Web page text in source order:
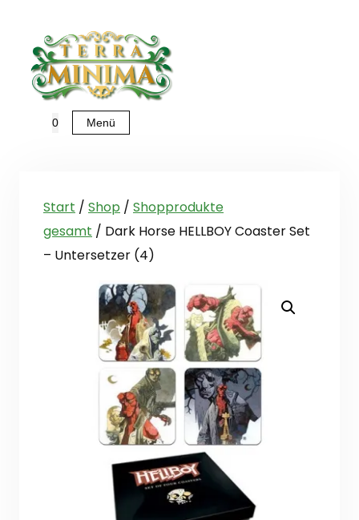
springen
0 Menü
Start / Shop / Shopprodukte
gesamt / Dark Horse HELLBOY Coaster Set
– Untersetzer (4)